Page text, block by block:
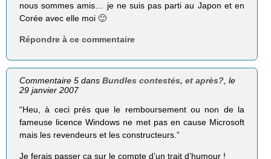
nous sommes amis… je ne suis pas parti au Japon et en
Corée avec elle moi 🙂
Répondre à ce commentaire
Commentaire 5 dansBundles contestés, et après? , le
29 janvier 2007
“Heu, à ceci près que le remboursement ou non de la
fameuse licence Windows ne met pas en cause Microsoft
mais les revendeurs et les constructeurs.”
Je ferais passer ça sur le compte d’un trait d’humour !